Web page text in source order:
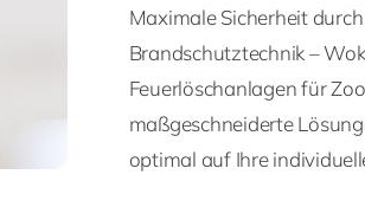
Maximale Sicherheit
Brandschutztechnik –
Feuerlöschanlagen für
maßgeschneiderte
optimal auf Ihre